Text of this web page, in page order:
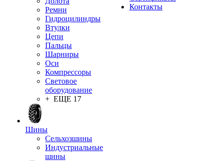
Ремни
Гидроцилиндры
Втулки
Цепи
Пальцы
Шарниры
Оси
Компрессоры
Световое
оборудование
+ ЕЩЕ 17
Шины
Сельхозшины
Индустриальные
шины
Контакты